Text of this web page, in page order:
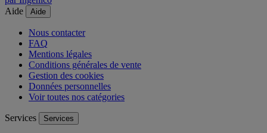
Aide
Aide
Nous contacter
FAQ
Mentions légales
Conditions générales de vente
Gestion des cookies
Données personnelles
Voir toutes nos catégories
Services Services